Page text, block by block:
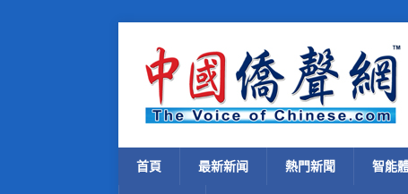
首頁 最新新闻 熱門新聞 智能